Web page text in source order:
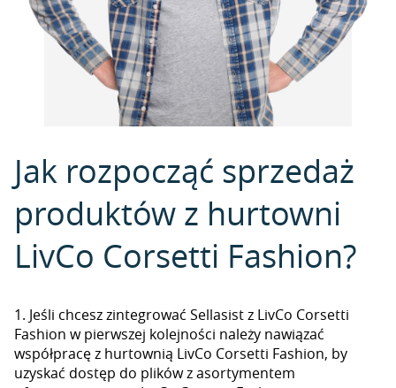
Jak rozpocząć sprzedaż
produktów z hurtowni
LivCo Corsetti Fashion?
1. Jeśli chcesz zintegrować Sellasist z LivCo Corsetti
Fashion w pierwszej kolejności należy nawiązać
współpracę z hurtownią LivCo Corsetti Fashion, by
uzyskać dostęp do plików z asortymentem